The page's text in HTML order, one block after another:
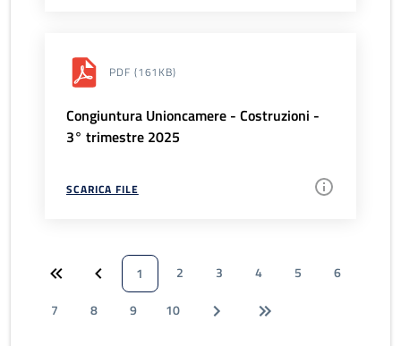
PDF (161KB)
Congiuntura Unioncamere - Costruzioni -
3° trimestre 2025
SCARICA FILE
1 2 3 4 5
6
7
8 9 10